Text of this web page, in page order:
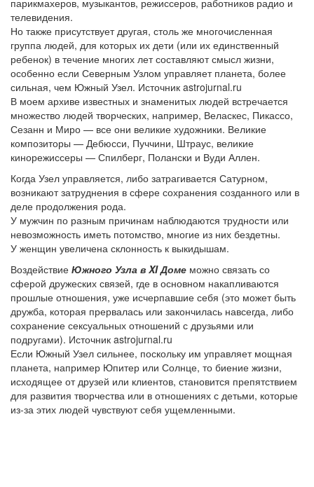
телевидения.
Но также присутствует другая, столь же многочисленная
группа людей, для которых их дети (или их единственный
ребенок) в течение многих лет составляют смысл жизни,
особенно если Северным Узлом управляет планета, более
сильная, чем Южный Узел. Источник astrojurnal.ru
В моем архиве известных и знаменитых людей встречается
множество людей творческих, например, Веласкес, Пикассо,
Сезанн и Миро — все они великие художники. Великие
композиторы — Дебюсси, Пуччини, Штраус, великие
кинорежиссеры — Спилберг, Полански и Вуди Аллен.
Когда Узел управляется, либо затрагивается Сатурном,
возникают затруднения в сфере сохранения созданного или в
деле продолжения рода.
У мужчин по разным причинам наблюдаются трудности или
невозможность иметь потомство, многие из них бездетны.
У женщин увеличена склонность к выкидышам.
Воздействие Южного Узла в XI Доме можно связать со
сферой дружеских связей, где в основном накапливаются
прошлые отношения, уже исчерпавшие себя (это может быть
дружба, которая прервалась или закончилась навсегда, либо
сохранение сексуальных отношений с друзьями или
подругами). Источник astrojurnal.ru
Если Южный Узел сильнее, поскольку им управляет мощная
планета, например Юпитер или Солнце, то биение жизни,
исходящее от друзей или клиентов, становится препятствием
для развития творчества или в отношениях с детьми, которые
из-за этих людей чувствуют себя ущемленными.